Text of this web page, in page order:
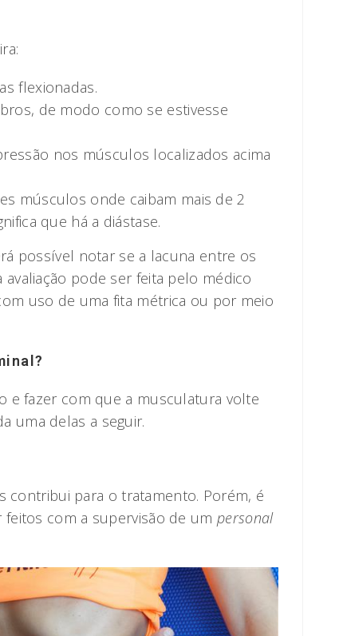
flexionadas.
de modo como se estivesse
nos músculos localizados acima
músculos onde caibam mais de 2
que há a diástase.
possível notar se a lacuna entre os
pode ser feita pelo médico
uso de uma fita métrica ou por meio
e fazer com que a musculatura volte
uma delas a seguir.
contribui para o tratamento. Porém, é
com a supervisão de um personal